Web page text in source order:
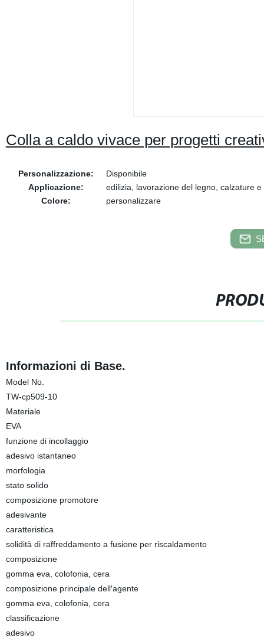
Colla a caldo vivace per progetti
Personalizzazione:
Disponibile
Applicazione:
edilizia, lavorazione del legno, calzature
Colore:
personalizzare
Informazioni di Base.
Model No.
TW-cp509-10
Materiale
EVA
funzione di incollaggio
adesivo istantaneo
morfologia
stato solido
composizione promotore
adesivante
caratteristica
solidità di raffreddamento a fusione per riscaldamento
composizione
gomma eva, colofonia, cera
composizione principale dell′agente
gomma eva, colofonia, cera
classificazione
adesivo